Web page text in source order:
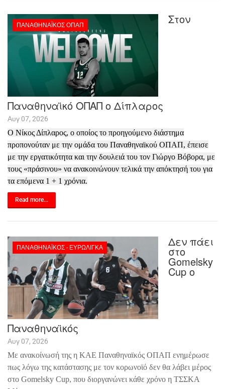
ΠΑΝΑΘΗΝΑΪΚΌΣ ΟΠΑΠ Στον
Παναθηναϊκό ΟΠΑΠ ο Δίπλαρος
Αυγ 07, 2026
Ο Νίκος Δίπλαρος, ο οποίος το προηγούμενο διάστημα
προπονούταν με την ομάδα του Παναθηναϊκού ΟΠΑΠ, έπεισε
με την εργατικότητα και την δουλειά του τον Γιώργο Βόβορα, με
τους «πράσινου» να ανακοινώνουν τελικά την απόκτησή του για
τα επόμενα 1 + 1 χρόνια.
Read more...
ΠΑΝΑΘΗΝΑΪΚΌΣ - ΕΥΡΩΛΊΓΚΑ Δεν πάει
στο
Gomelsky
Cup ο
Παναθηναϊκός
Αυγ 07, 2026
Με ανακοίνωσή της η ΚΑΕ Παναθηναϊκός ΟΠΑΠ ενημέρωσε
πως λόγω της κατάστασης με τον κορωνοϊό δεν θα λάβει μέρος
στο Gomelsky Cup, που διοργανώνει κάθε χρόνο η ΤΣΣΚΑ